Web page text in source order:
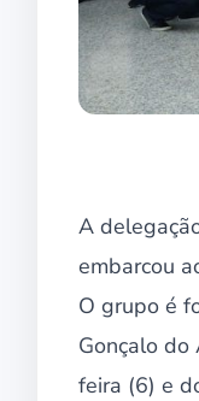
A
embarcou
O grupo é
Gonçalo
feira (6) e